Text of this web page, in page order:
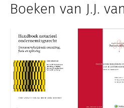
Boeken van J.J.